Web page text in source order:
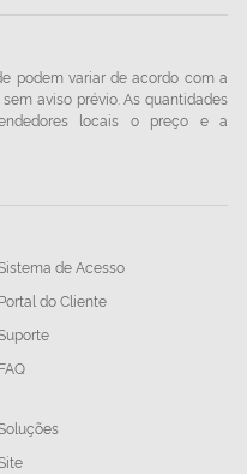
podem variar de acordo com a
aviso prévio. As quantidades
locais o preço e a
de Acesso
Portal do Cliente
FAQ